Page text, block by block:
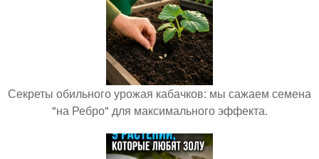
Секреты обильного урожая кабачков: мы сажаем семена
"на Ребро" для максимального эффекта.